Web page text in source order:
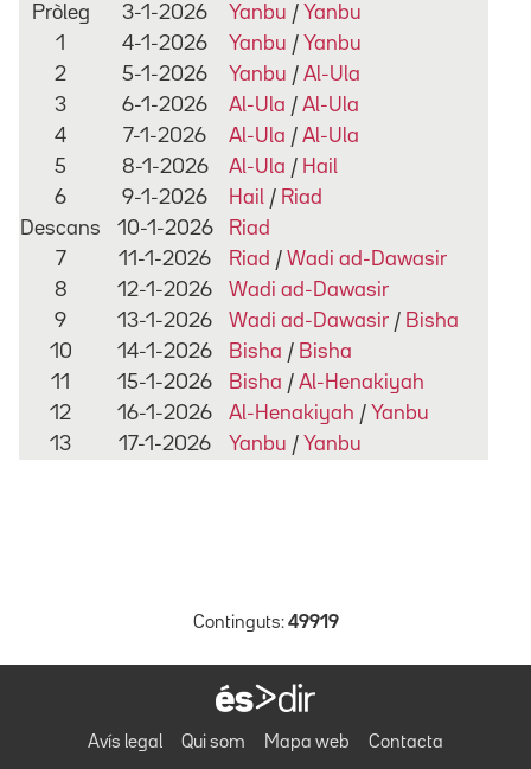
Pròleg
3-1-2026 Yanbu / Yanbu
1
4-1-2026 Yanbu / Yanbu
2
5-1-2026 Yanbu / Al-Ula
3
6-1-2026 Al-Ula / Al-Ula
4
7-1-2026 Al-Ula / Al-Ula
5
8-1-2026 Al-Ula / Hail
6
9-1-2026 Hail / Riad
Descans
10-1-2026
Riad
7
11-1-2026 Riad / Wadi ad-Dawasir
8
12-1-2026
Wadi ad-Dawasir
9
13-1-2026 Wadi ad-Dawasir / Bisha
10
14-1-2026 Bisha / Bisha
11
15-1-2026 Bisha / Al-Henakiyah
12
16-1-2026 Al-Henakiyah / Yanbu
13
17-1-2026 Yanbu / Yanbu
Continguts: 49919
Avís legal Qui som Mapa web Contacta